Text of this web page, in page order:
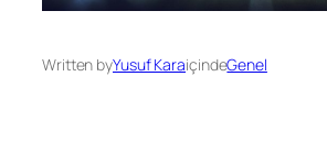
Written byYusuf KaraiçindeGenel